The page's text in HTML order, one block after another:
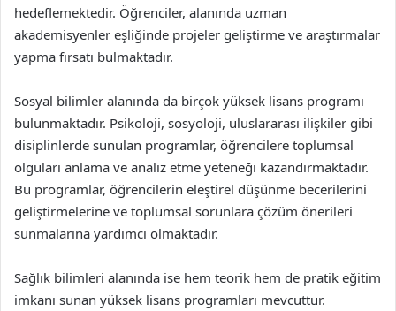
hedeflemektedir. Öğrenciler, alanında uzman
akademisyenler eşliğinde projeler geliştirme ve araştırmalar
yapma fırsatı bulmaktadır.
Sosyal bilimler alanında da birçok yüksek lisans programı
bulunmaktadır. Psikoloji, sosyoloji, uluslararası ilişkiler gibi
disiplinlerde sunulan programlar, öğrencilere toplumsal
olguları anlama ve analiz etme yeteneği kazandırmaktadır.
Bu programlar, öğrencilerin eleştirel düşünme becerilerini
geliştirmelerine ve toplumsal sorunlara çözüm önerileri
sunmalarına yardımcı olmaktadır.
Sağlık bilimleri alanında ise hem teorik hem de pratik eğitim
imkanı sunan yüksek lisans programları mevcuttur.